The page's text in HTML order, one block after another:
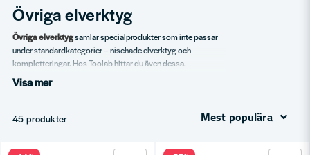
Övriga elverktyg
Övriga elverktygsamlar specialprodukter som inte passar
under standardkategorier – nischade elverktyg och
kompletteringar. Hos Toolab hittar du även dessa.
Vårt sortiment
Nischade elverktyg.
Visa mer
45 produkter Mest populära